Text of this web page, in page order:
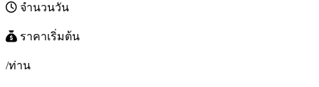
จำนวนวัน
ราคาเริ่มต้น
/ท่าน